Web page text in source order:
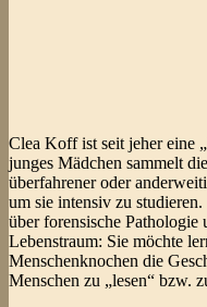
Clea Koff ist seit jeher eine
junges Mädchen sammelt
überfahrener oder
um sie intensiv zu
über forensische Pathologie
Lebenstraum: Sie möchte
Menschenknochen die
Menschen zu „lesen“ bzw.